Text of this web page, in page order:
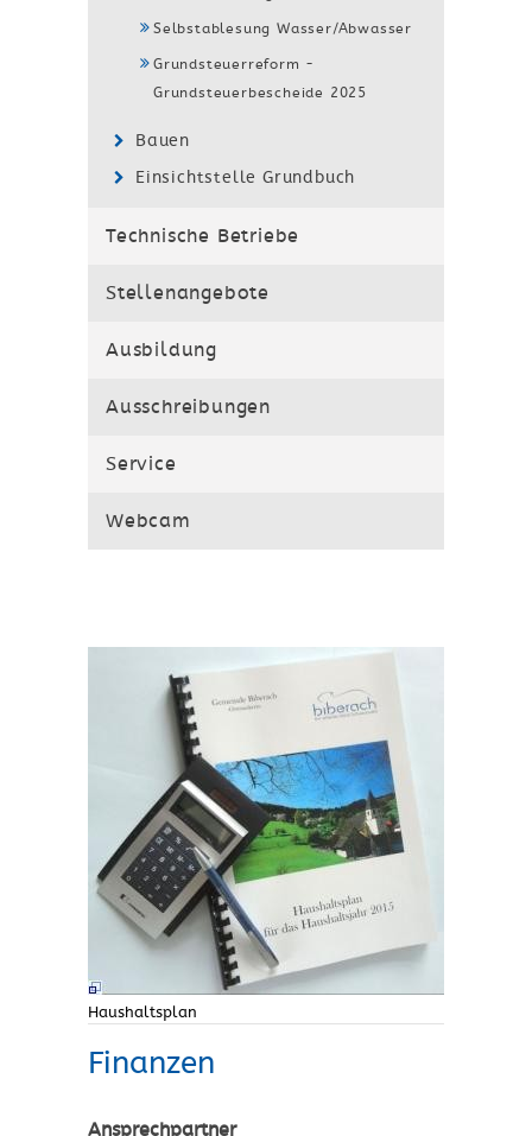
Selbstablesung Wasser/Abwasser
Grundsteuerreform -
Grundsteuerbescheide 2025
Bauen
Einsichtstelle Grundbuch
Technische Betriebe
Stellenangebote
Ausbildung
Ausschreibungen
Service
Webcam
Haushaltsplan
Finanzen
Ansprechpartner